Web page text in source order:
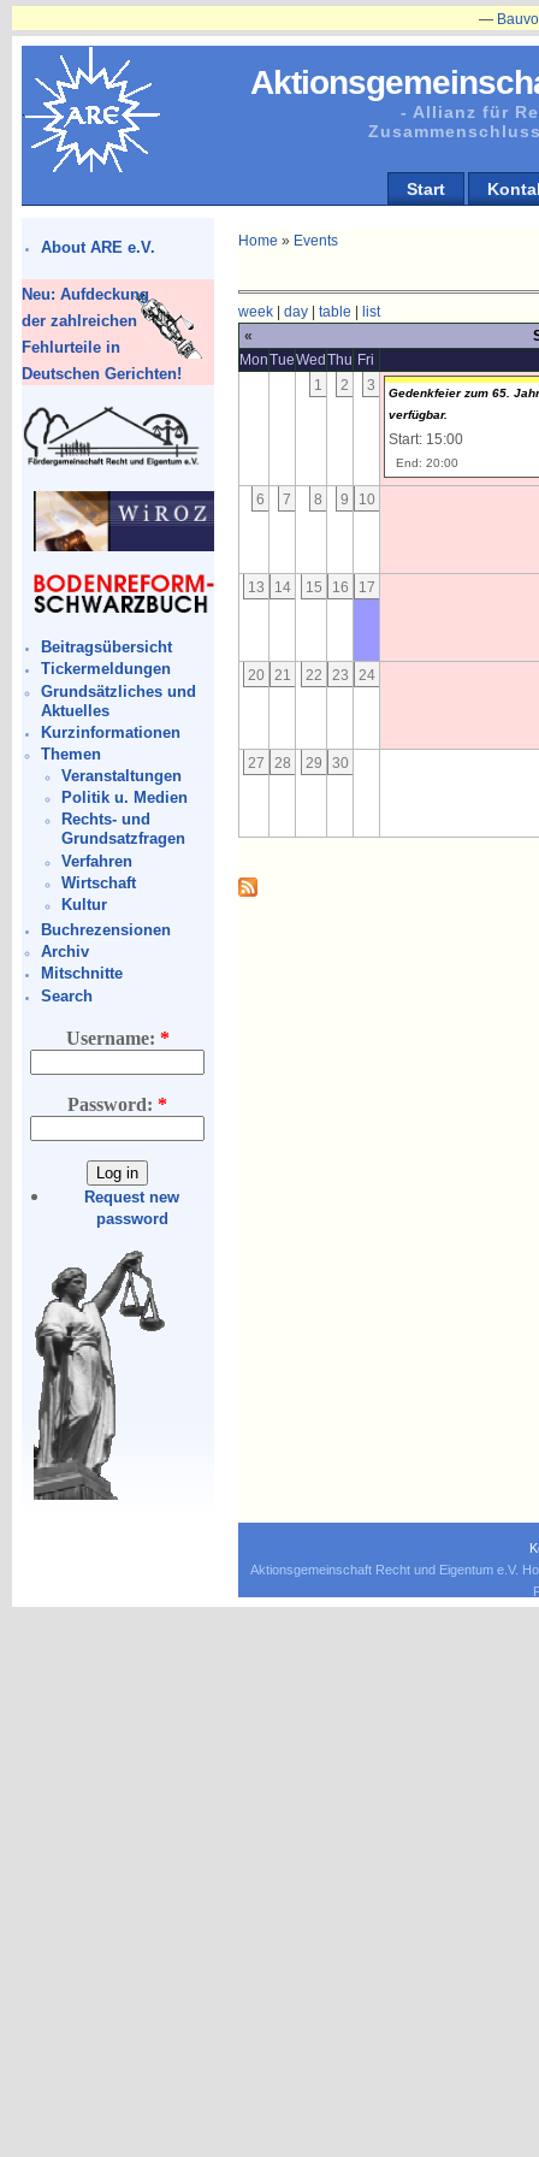
- Allianz für
Start
About ARE e.V.
Neu: Aufdeckung
der zahlreichen
Fehlurteile in
Deutschen Gerichten!
Beitragsübersicht
Tickermeldungen
Grundsätzliches und
Aktuelles
Kurzinformationen
Themen
Veranstaltungen
Politik u. Medien
Rechts- und
Grundsatzfragen
Verfahren
Wirtschaft
Kultur
Buchrezensionen
Archiv
Mitschnitte
Search
Username: *
Password:*
Request new
password
Home » Events
week| day| table
list
«
MonTueWed Thu Fri
1
2 3
Gedenkfeier zum 65.
verfügbar.
Start: 15:00
End: 20:00
6 7 8 9 10
13 14 15 16 17
20 21 22 23 24
27 28 29 30
Aktionsgemeinschaft Recht und Eigentum e.V.